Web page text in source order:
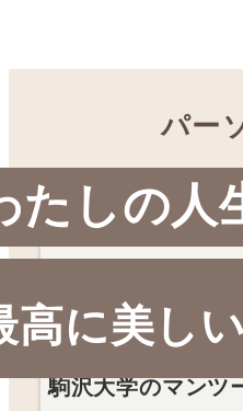
パー
たしの人
高に美しい
駒沢大学のマンツ